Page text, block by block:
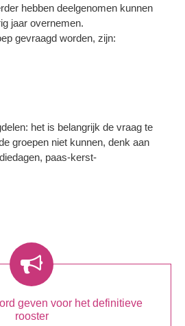
hebben deelgenomen kunnen
jaar overnemen.
gevraagd worden, zijn:
het is belangrijk de vraag te
groepen niet kunnen, denk aan
paas-kerst-
geven voor het definitieve
rooster